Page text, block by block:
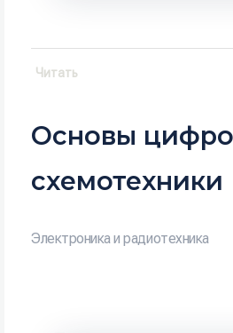
Основы
схемотехники
Электроника и радиотехника
Читать